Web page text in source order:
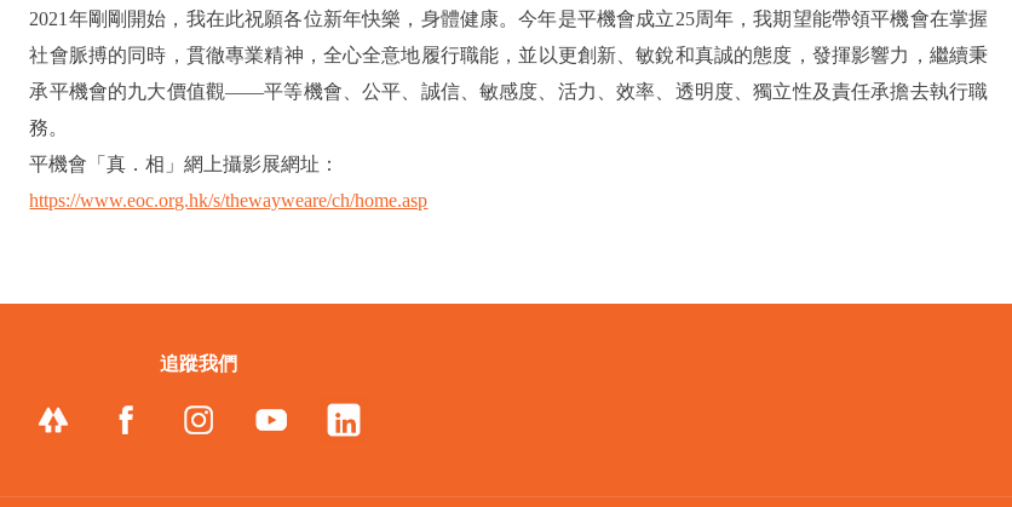
2021年剛剛開始，我在此祝願各位新年快樂，身體健康。今年是平機會成立25周年，我期望能帶領平機會在掌握
社會脈搏的同時，貫徹專業精神，全心全意地履行職能，並以更創新、敏銳和真誠的態度，發揮影響力，繼續秉
承平機會的九大價值觀——平等機會、公平、誠信、敏感度、活力、效率、透明度、獨立性及責任承擔去執行職
務。
平機會「真．相」網上攝影展網址：
https://www.eoc.org.hk/s/thewayweare/ch/home.asp
追蹤我們